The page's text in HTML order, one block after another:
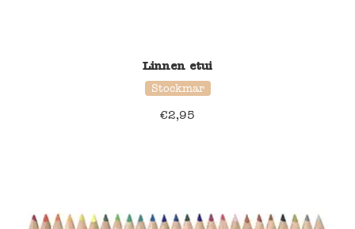
Linnen etui
Stockmar
€2,95